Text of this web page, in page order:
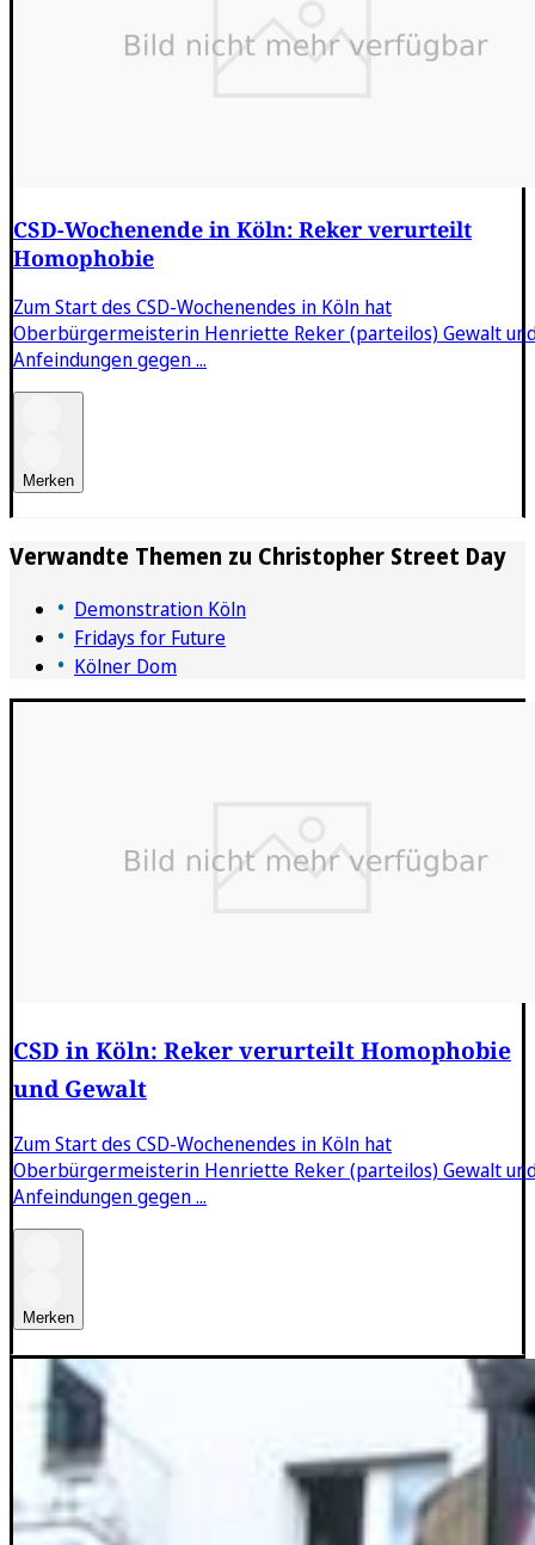
CSD-Wochenende in Köln: Reker verurteilt
Homophobie
Zum Start des CSD-Wochenendes in Köln hat
Oberbürgermeisterin Henriette Reker (parteilos) Gewalt
Anfeindungen gegen ...
Merken
Verwandte Themen zu Christopher Street Day
Demonstration Köln
Fridays for Future
Kölner Dom
CSD in Köln: Reker verurteilt Homophobie
und Gewalt
Zum Start des CSD-Wochenendes in Köln hat
Oberbürgermeisterin Henriette Reker (parteilos) Gewalt
Anfeindungen gegen ...
Merken